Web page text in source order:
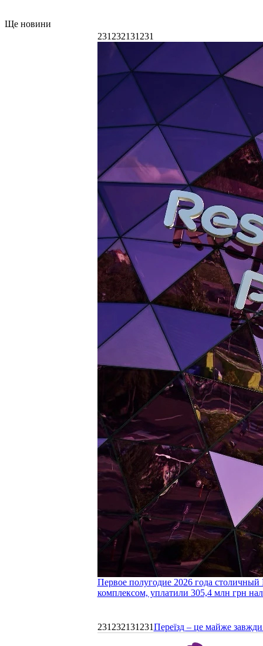
Ще новини
231232131231
Первое полугодие 2026 года
комплексом, уплатили 305,4 млн грн
231232131231Переїзд – це майже